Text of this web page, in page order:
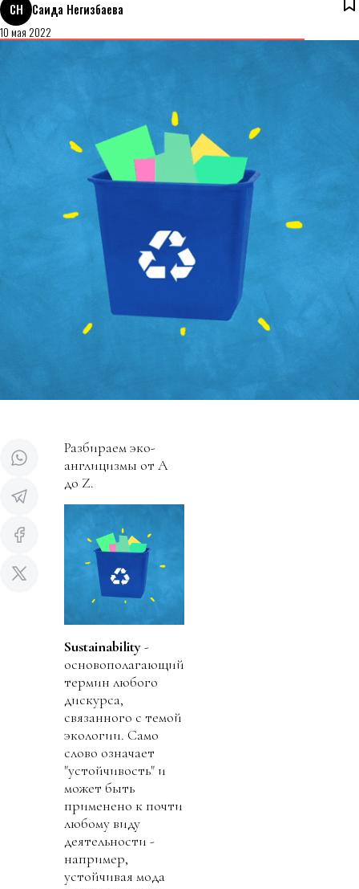
СН
Саида Негизбаева
10 мая 2022
Разбираем эко-
англицизмы от А
до Z.
Sustainability-
основополагающий
термин любого
дискурса,
связанного с темой
экологии. Само
слово означает
"устойчивость" и
может быть
применено к почти
любому виду
деятельности -
например,
устойчивая мода